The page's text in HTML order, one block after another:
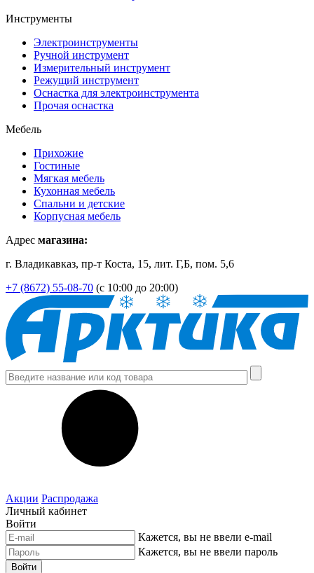
Инструменты
Электроинструменты
Ручной инструмент
Измерительный инструмент
Режущий инструмент
Оснастка для электроинструмента
Прочая оснастка
Мебель
Прихожие
Гостиные
Мягкая мебель
Кухонная мебель
Спальни и детские
Корпусная мебель
Адрес магазина:
г. Владикавказ, пр-т Коста, 15, лит. Г,Б, пом. 5,6
+7 (8672) 55-08-70 (с 10:00 до 20:00)
Акции Распродажа
Личный кабинет
Войти
Кажется, вы не ввели e-mail
Кажется, вы не ввели пароль
Войти